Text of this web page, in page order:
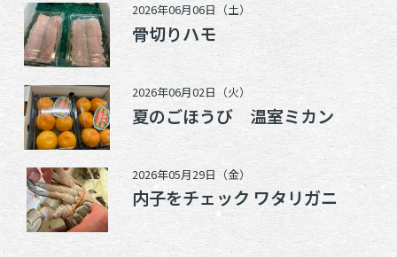
2026年06月06日（土）
骨切りハモ
2026年06月02日（火）
夏のごほうび 温室ミカン
2026年05月29日（金）
内子をチェック ワタリガニ